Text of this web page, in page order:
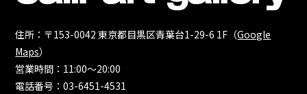
住所：〒153-0042 東京都目黒区青葉台1-29-6 1F（Google
Maps）
営業時間：11:00～20:00
電話番号：03-6451-4531